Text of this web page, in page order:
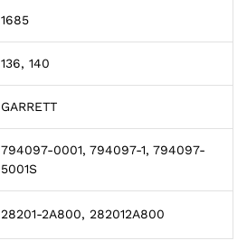
1685
136, 140
GARRETT
794097-0001, 794097-1, 794097-
5001S
28201-2A800, 282012A800